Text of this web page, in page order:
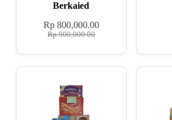
Berkaied
Rp900,000.00
Rp800,000.00